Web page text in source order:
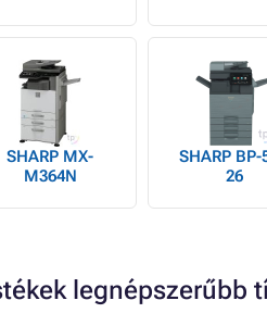
SHARP MX-
M364N
SHARP BP-
26
legnépszerűbb